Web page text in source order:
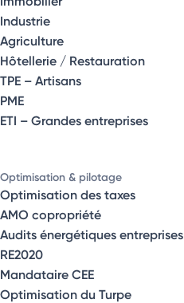
Industrie
Agriculture
Hôtellerie / Restauration
TPE – Artisans
PME
ETI – Grandes entreprises
Optimisation & pilotage
Optimisation des taxes
AMO copropriété
Audits énergétiques entreprises
RE2020
Mandataire CEE
Optimisation du Turpe